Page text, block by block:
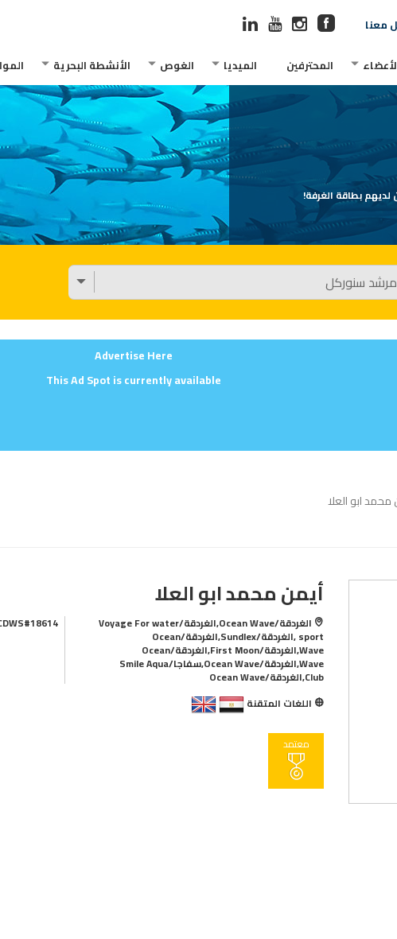
معنا
المحترفين الميديا الغوص الأنشطة البحرية
بطاقة الغرفة!
Advertise Here
This Ad Spot is currently available
محمد ابو العلا
أيمن محمد ابو العلا
الغردقة/Ocean Wave,الغردقة/Voyage For water
sport ,الغردقة/Sundlex,الغردقة/Ocean
Wave,الغردقة/First Moon,الغردقة/Ocean
Wave,الغردقة/Ocean Wave,سفاجا/Smile Aqua
Club,الغردقة/Ocean Wave
اللغات المتقنة
معتمد